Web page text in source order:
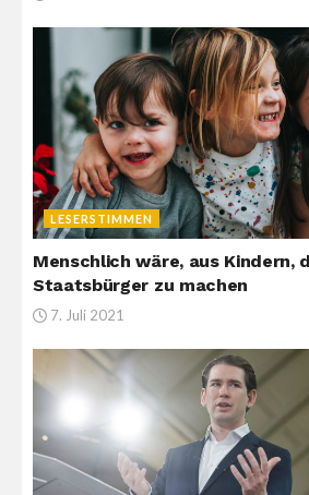
LESERSTIMMEN
Menschlich wäre, aus Kindern,
Staatsbürger zu machen
7. Juli 2021